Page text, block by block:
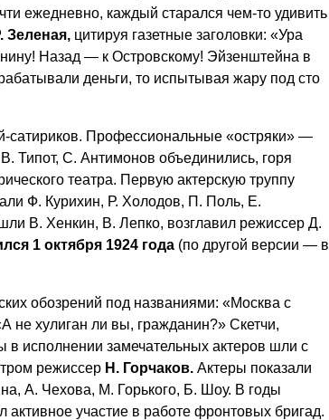
ежедневно, каждый старался чем-то удивить
Зеленая, цитируя газетные заголовки: «Ура
Назад — к Островскому! Эйзенштейна в
деньги, то испытывая жару под сто
сатириков. Профессиональные «остряки» —
Типот, С. Антимонов объединились, горя
театра. Первую актерскую труппу
Ф. Курихин, Р. Холодов, П. Поль, Е.
В. Хенкин, В. Лепко, возглавил режиссер Д.
1 октября 1924 года (по другой версии — в
обозрений под названиями: «Москва с
не хулиган ли вы, гражданин?» Скетчи,
в исполнении замечательных актеров шли с
режиссер Н. Горчаков. Актеры показали
А. Чехова, М. Горького, Б. Шоу. В годы
участие в работе фронтовых бригад.